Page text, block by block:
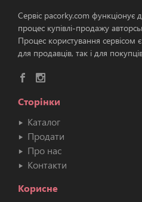
Сервіс pacorky.com функціонує
процес купівлі-продажу
Процес користування сервісом
для продавців, так і для
Сторінки
Каталог
Продати
Про нас
Контакти
Корисне